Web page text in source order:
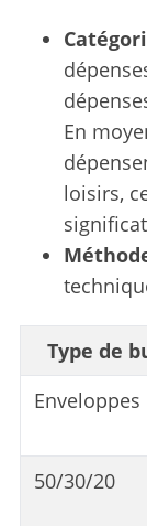
En
loisirs,
Type de
Enveloppes
50/30/20